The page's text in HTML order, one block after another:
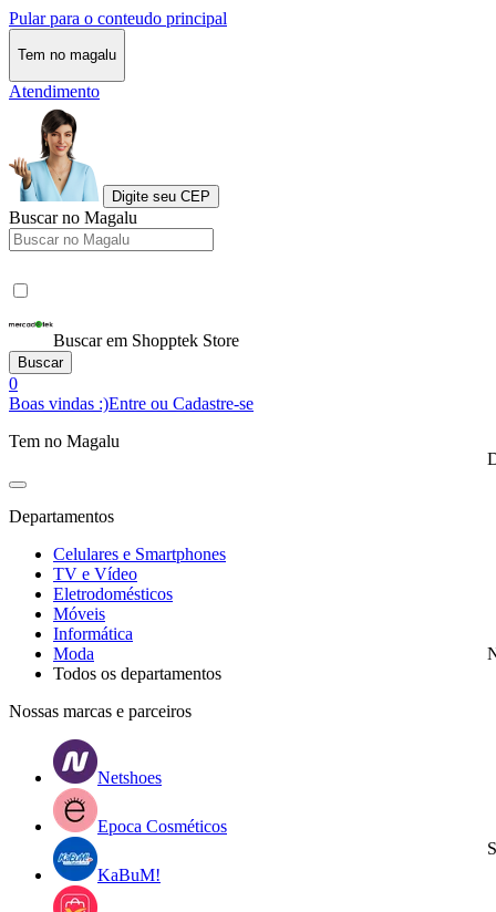
Pular para o conteudo principal
Tem no magalu
Atendimento
Digite seu CEP
Buscar no Magalu
Buscar em Shopptek Store
Buscar
0
Boas vindas :)Entre ou Cadastre-se
Tem no Magalu
Departamentos
Celulares e Smartphones
TV e Vídeo
Eletrodomésticos
Móveis
Informática
Moda
Todos os departamentos
Nossas marcas e parceiros
Netshoes
Epoca Cosméticos
KaBuM!